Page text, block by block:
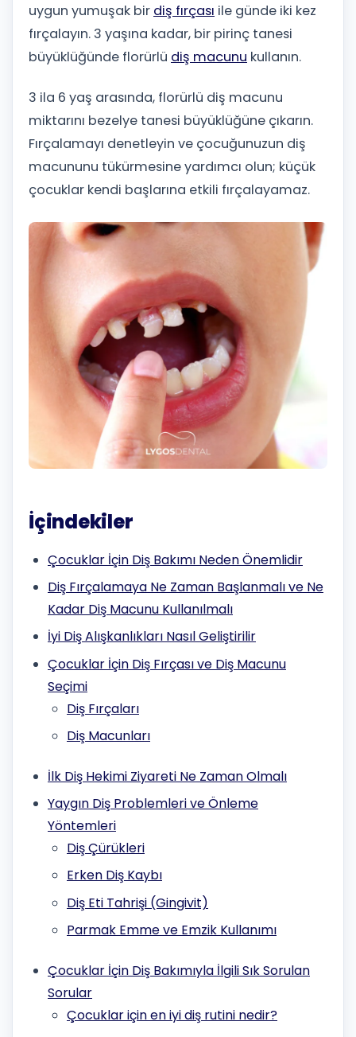
uygun yumuşak bir diş fırçası ile günde iki kez
fırçalayın. 3 yaşına kadar, bir pirinç tanesi
büyüklüğünde florürlü diş macunu kullanın.
3 ila 6 yaş arasında, florürlü diş macunu
miktarını bezelye tanesi büyüklüğüne çıkarın.
Fırçalamayı denetleyin ve çocuğunuzun diş
macununu tükürmesine yardımcı olun; küçük
çocuklar kendi başlarına etkili fırçalayamaz.
İçindekiler
Çocuklar İçin Diş Bakımı Neden Önemlidir
Diş Fırçalamaya Ne Zaman Başlanmalı ve Ne
Kadar Diş Macunu Kullanılmalı
İyi Diş Alışkanlıkları Nasıl Geliştirilir
Çocuklar İçin Diş Fırçası ve Diş Macunu
Seçimi
Diş Fırçaları
Diş Macunları
İlk Diş Hekimi Ziyareti Ne Zaman Olmalı
Yaygın Diş Problemleri ve Önleme
Yöntemleri
Diş Çürükleri
Erken Diş Kaybı
Diş Eti Tahrişi (Gingivit)
Parmak Emme ve Emzik Kullanımı
Çocuklar İçin Diş Bakımıyla İlgili Sık Sorulan
Sorular
Çocuklar için en iyi diş rutini nedir?